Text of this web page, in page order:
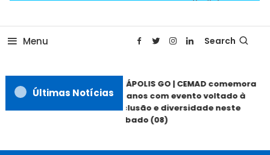
Menu Search
Últimas Notícias
ANÁPOLIS GO | CEMAD comemora
30 anos com evento voltado à
inclusão e diversidade neste
sábado (08)